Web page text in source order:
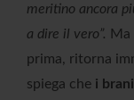
meritino ancora
a dire il vero”.
prima, ritorna
spiega che i